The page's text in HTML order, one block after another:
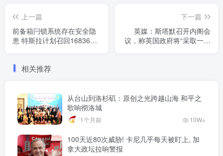
上一篇
前备箱闩锁系统存在安全隐
患 特斯拉计划召回1683627
下一篇
英媒：斯塔默召开内阁会
议，称英国政府将“采取一切
相关推荐
从台山到洛杉矶：原创之光跨越山海 和平之
歌响彻洛城
1个月前 10W+
100天近80次威胁! 卡尼几乎每天被盯上, 加
拿大政坛拉响警报